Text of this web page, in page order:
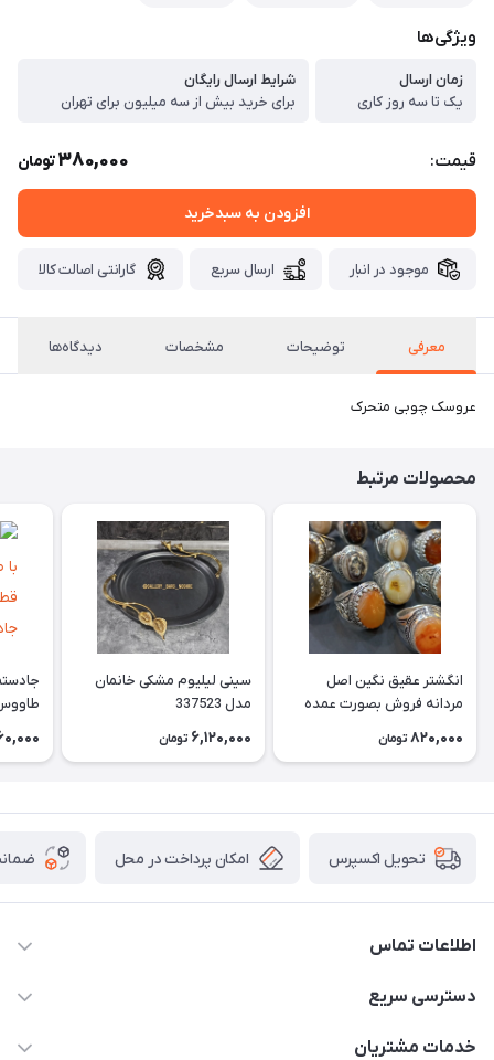
ویژگی‌ها
زمان ارسال
یک تا سه روز کاری
شرایط ارسال رایگان
برای خرید بیش از سه میلیون برای تهران
قیمت: 380,000تومان
افزودن به سبدخرید
موجود در انبار ارسال سریع گارانتی اصالت کالا
معرفی توضیحات مشخصات دیدگاه‌ها
عروسک چوبی متحرک
محصولات مرتبط
انگشتر عقیق نگین اصل
مردانه فروش بصورت عمده
3عدد هست فروش بصورت
820,000 تومان
سینی لیلیوم مشکی خانمان
مدل 337523
6,120,000 تومان
تحویل اکسپرس امکان پرداخت در محل
اطلاعات تماس
09124780957
دسترسی سریع
حساب کاربری
خدمات مشتریان